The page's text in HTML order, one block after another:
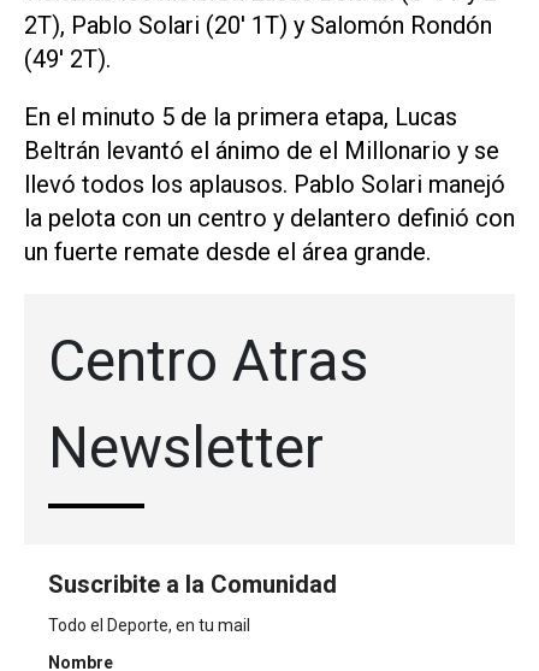
2T), Pablo Solari (20' 1T) y Salomón Rondón
(49' 2T).
En el minuto 5 de la primera etapa, Lucas
Beltrán levantó el ánimo de el Millonario y se
llevó todos los aplausos. Pablo Solari manejó
la pelota con un centro y delantero definió con
un fuerte remate desde el área grande.